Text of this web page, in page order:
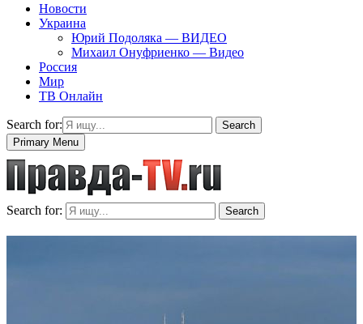
Новости
Украина
Юрий Подоляка — ВИДЕО
Михаил Онуфриенко — Видео
Россия
Мир
ТВ Онлайн
Search for:
Search
Primary Menu
Search for: Search